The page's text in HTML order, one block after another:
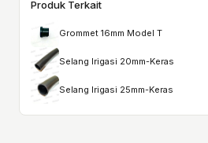
Produk Terkait
Grommet 16mm Model T
Selang Irigasi 20mm-Keras
Selang Irigasi 25mm-Keras